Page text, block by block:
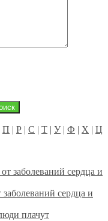
П | Р | С | Т | У| Ф | Х | Ц
сердца и
плачут